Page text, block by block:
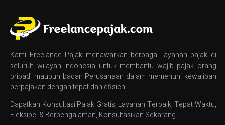
Kami Freelance Pajak menawarkan berbagai layanan pajak di
seluruh wilayah Indonesia untuk membantu wajib pajak orang
pribadi maupun badan Perusahaan dalam memenuhi kewajiban
perpajakan dengan tepat dan efisien.
Dapatkan Konsultasi Pajak Gratis, Layanan Terbaik, Tepat Waktu,
Fleksibel & Berpengalaman, Konsultasikan Sekarang !